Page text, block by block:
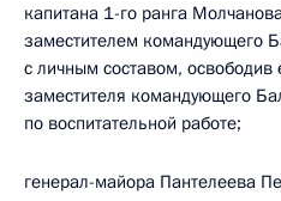
капитана 1-го ранга
заместителем командующего
с личным составом, освободив
заместителя командующего
по воспитательной работе;
генерал-майора Пантелеева